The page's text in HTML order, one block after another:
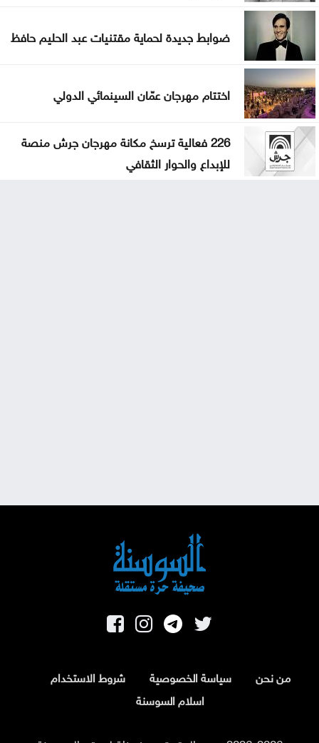
ضوابط جديدة لحماية مقتنيات عبد الحليم حافظ
اختتام مهرجان عمّان السينمائي الدولي
226 فعالية ترسخ مكانة مهرجان جرش منصة
للإبداع والحوار الثقافي
من نحن سياسة الخصوصية
شروط الاستخدام
اسلام السوسنة